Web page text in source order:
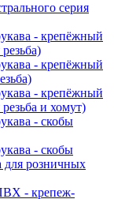
серия
- крепёжный
- крепёжный
- крепёжный
и хомут)
- скобы
- скобы
для розничных
- крепеж-